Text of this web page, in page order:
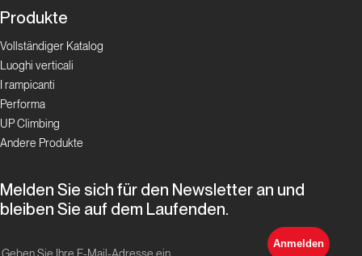
Produkte
Vollständiger Katalog
Luoghi verticali
I rampicanti
Performa
UP Climbing
Andere Produkte
Melden Sie sich für den Newsletter an und
bleiben Sie auf dem Laufenden.
Anmelden